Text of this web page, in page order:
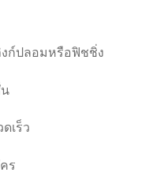
งก์ปลอมหรือฟิชชิ่ง
เร็ว
ร